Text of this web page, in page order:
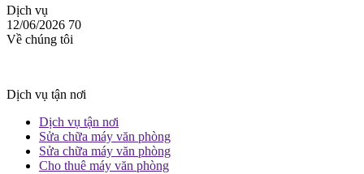
Dịch vụ
12/06/2026 70
Về chúng tôi
Dịch vụ tận nơi
Dịch vụ tận nơi
Sửa chữa máy văn phòng
Sửa chữa máy văn phòng
Cho thuê máy văn phòng